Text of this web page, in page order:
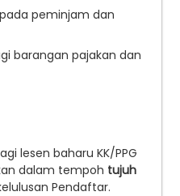
peminjam dan
barangan pajakan dan
lesen baharu KK/PPG
dalam tempoh tujuh
Pendaftar.